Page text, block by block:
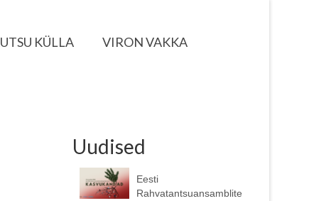
KÜLLA
VIRON VAKKA
Uudised
Eesti
Rahvatantsuansamblite